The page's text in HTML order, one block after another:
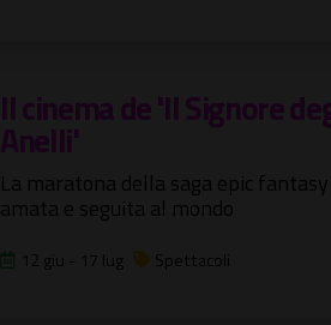
Il cinema de 'Il Signore
Anelli'
La maratona della saga epic
amata e seguita al mondo
12 giu - 17 lug Spettacoli